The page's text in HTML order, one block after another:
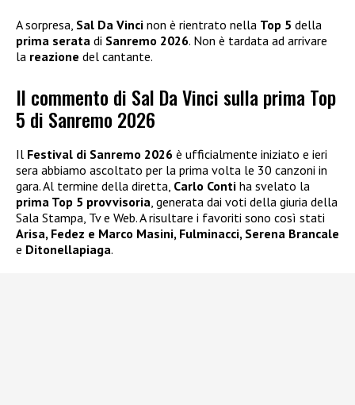
A sorpresa, Sal Da Vinci non è rientrato nella Top 5 della
prima serata di Sanremo 2026. Non è tardata ad arrivare
la reazione del cantante.
Il commento di Sal Da Vinci sulla prima Top
5 di Sanremo 2026
Il Festival di Sanremo 2026 è ufficialmente iniziato e ieri
sera abbiamo ascoltato per la prima volta le 30 canzoni in
gara. Al termine della diretta, Carlo Conti ha svelato la
prima Top 5 provvisoria , generata dai voti della giuria della
Sala Stampa, Tv e Web. A risultare i favoriti sono così stati
Arisa, Fedez e Marco Masini, Fulminacci, Serena Brancale
e Ditonellapiaga.